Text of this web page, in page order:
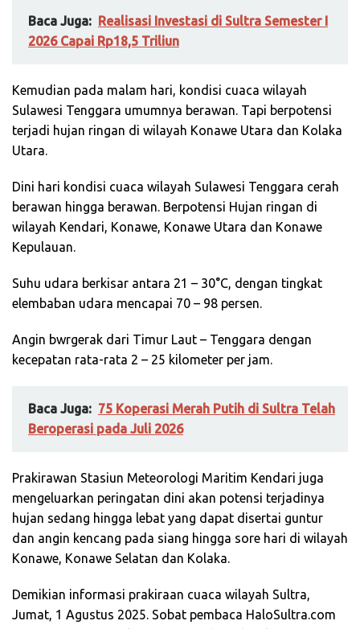
Baca Juga: Realisasi Investasi di Sultra Semester I
2026 Capai Rp18,5 Triliun
Kemudian pada malam hari, kondisi cuaca wilayah
Sulawesi Tenggara umumnya berawan. Tapi berpotensi
terjadi hujan ringan di wilayah Konawe Utara dan Kolaka
Utara.
Dini hari kondisi cuaca wilayah Sulawesi Tenggara cerah
berawan hingga berawan. Berpotensi Hujan ringan di
wilayah Kendari, Konawe, Konawe Utara dan Konawe
Kepulauan.
Suhu udara berkisar antara 21 – 30°C, dengan tingkat
elembaban udara mencapai 70 – 98 persen.
Angin bwrgerak dari Timur Laut – Tenggara dengan
kecepatan rata-rata 2 – 25 kilometer per jam.
Baca Juga: 75 Koperasi Merah Putih di Sultra Telah
Beroperasi pada Juli 2026
Prakirawan Stasiun Meteorologi Maritim Kendari juga
mengeluarkan peringatan dini akan potensi terjadinya
hujan sedang hingga lebat yang dapat disertai guntur
dan angin kencang pada siang hingga sore hari di wilayah
Konawe, Konawe Selatan dan Kolaka.
Demikian informasi prakiraan cuaca wilayah Sultra,
Jumat, 1 Agustus 2025. Sobat pembaca HaloSultra.com